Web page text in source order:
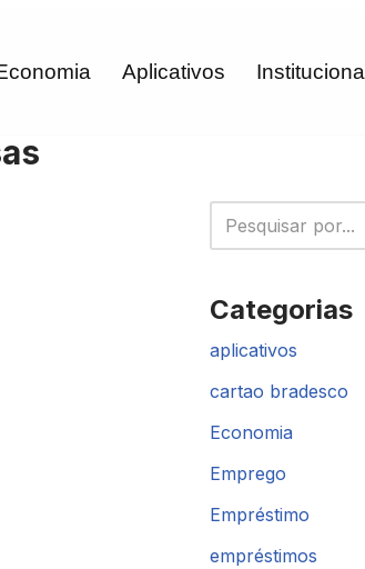
Aplicativos Institucional
Categorias
aplicativos
cartao bradesco
Economia
Emprego
Empréstimo
empréstimos